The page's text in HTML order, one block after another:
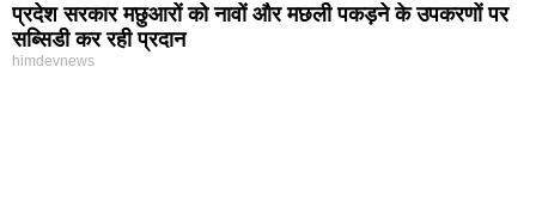
प्रदेश सरकार मछुआरों को नावों और मछली पकड़ने के उपकरणों पर
सब्सिडी कर रही प्रदान
himdevnews